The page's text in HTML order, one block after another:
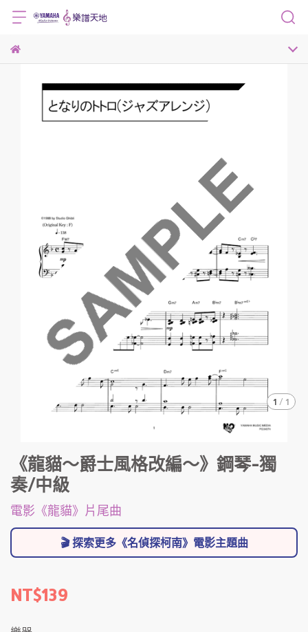
1 / 1
《龍貓～爵士風格改編～》鋼琴-獨
奏/中級
電影《龍貓》片尾曲
🎬 探索更多《名偵探柯南》電影主題曲
NT$139